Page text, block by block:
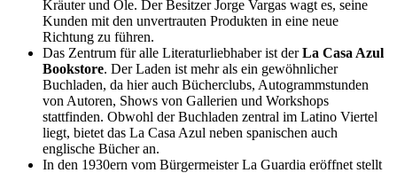
Kräuter und Öle. Der Besitzer Jorge Vargas wagt es, seine
Kunden mit den unvertrauten Produkten in eine neue
Richtung zu führen.
Das Zentrum für alle Literaturliebhaber ist derLa Casa Azul
Bookstore. Der Laden ist mehr als ein gewöhnlicher
Buchladen, da hier auch Bücherclubs, Autogrammstunden
von Autoren, Shows von Gallerien und Workshops
stattfinden. Obwohl der Buchladen zentral im Latino Viertel
liegt, bietet das La Casa Azul neben spanischen auch
englische Bücher an.
In den 1930ern vom Bürgermeister La Guardia eröffnet stellt